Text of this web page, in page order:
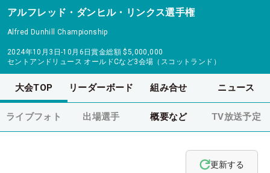
アルフレッド・ダンヒル・リンクス選手権
Alfred Dunhill Championship
2024年10月3日-10月6日賞金総額 $5,000,000
セントアンドリュース オールドCなど3会場（スコットランド）
大会TOP リーダーボード 組み合せ ニュース
ライブフォト 出場選手 概要など TV放送予定
更新する